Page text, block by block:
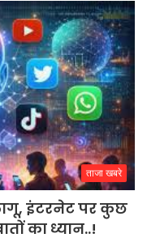
ताजा खबरे
इंटरनेट पर कुछ
का ध्यान..!